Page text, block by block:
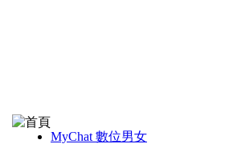
MyChat 數位男女